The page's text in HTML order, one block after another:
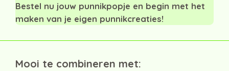
Bestel nu jouw punnikpopje en begin met het
maken van je eigen punnikcreaties!
Mooi te combineren met: